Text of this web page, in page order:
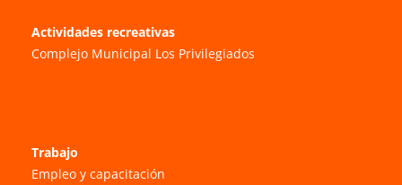
Actividades recreativas
Complejo Municipal Los Privilegiados
Trabajo
Empleo y capacitación